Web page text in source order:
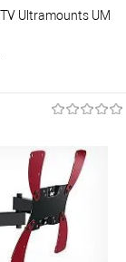
Ultramounts UM
К сравнению
Под заказ